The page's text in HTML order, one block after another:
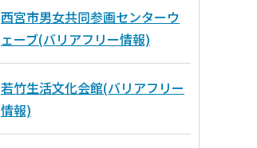
西宮市男女共同参画センターウ
ェーブ(バリアフリー情報)
若竹生活文化会館(バリアフリー
情報)